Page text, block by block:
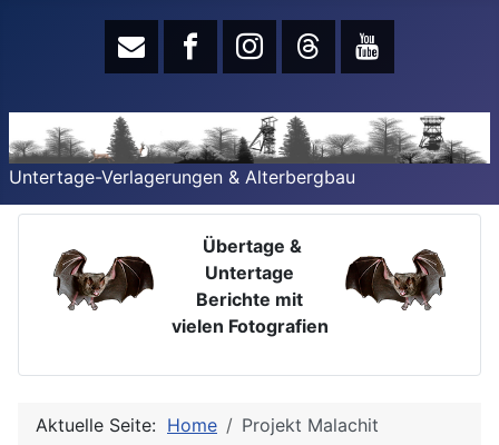
Untertage-Verlagerungen & Alterbergbau
Übertage &
Untertage
Berichte mit
vielen Fotografien
Aktuelle Seite: Home Projekt Malachit